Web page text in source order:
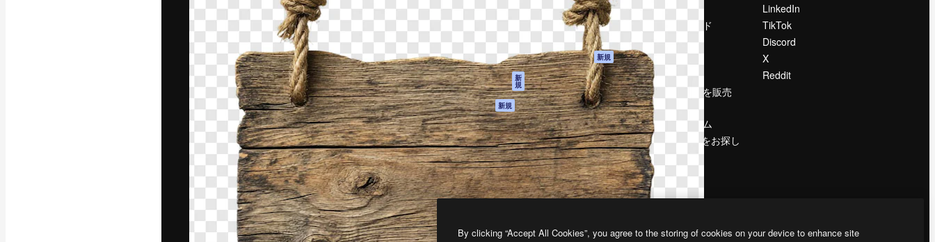
日本語
AI 動画生成ツール
ストックコンテン
ツ
Claude/ChatGPT
向けMCP
新
規
エージェント 新規
API
モバイルアプリ
すべてのMagnificツ
ール
利用規約
プライバシーポリ
シー
オリジナル 新規
クッキーポリシー
トラストセンター
アフィリエイト
法人向け
採用情報
検索トレンド
ブログ
Slidesgo
コンテンツを販売
する
プレスルーム
magnific.aiをお探し
ですか？
LinkedIn
TikTok
Discord
X
Reddit
Copyright © 2010-2026Freepik Company S.L.U.無断複写・転載を禁じます
By clicking “Accept All Cookies”, you agree to the storing of cookies on your device to enhance site